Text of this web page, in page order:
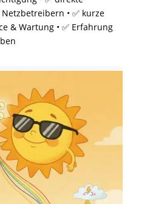
• ✅ kurze
& Wartung • ✅ Erfahrung